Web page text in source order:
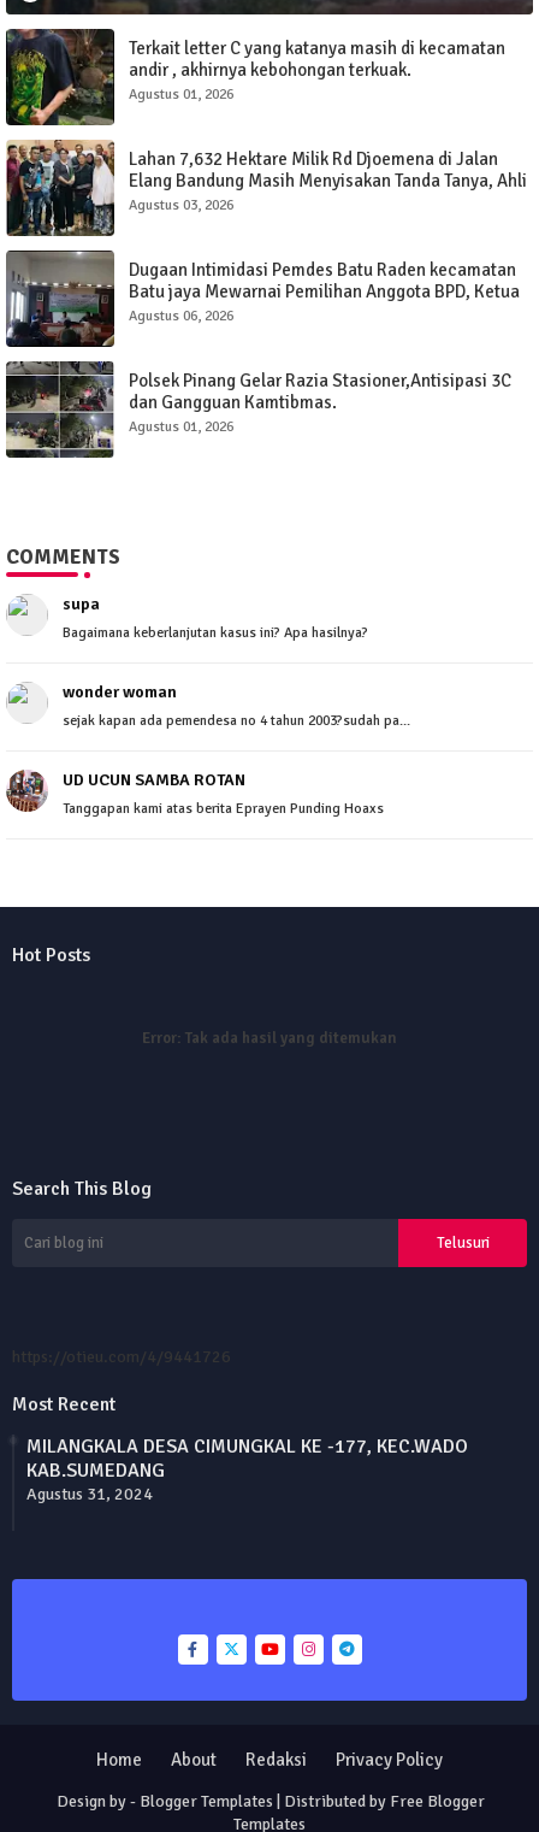
Terkait letter C yang katanya masih di kecamatan
andir , akhirnya kebohongan terkuak.
Agustus 01, 2026
Lahan 7,632 Hektare Milik Rd Djoemena di Jalan
Elang Bandung Masih Menyisakan Tanda Tanya, Ahli
Waris Minta Keterbukaan
Agustus 03, 2026
Dugaan Intimidasi Pemdes Batu Raden kecamatan
Batu jaya Mewarnai Pemilihan Anggota BPD, Ketua
Panitia Dinilai Hanya "Boneka Saja "
Agustus 06, 2026
Polsek Pinang Gelar Razia Stasioner,Antisipasi 3C
dan Gangguan Kamtibmas.
Agustus 01, 2026
COMMENTS
supa
Bagaimana keberlanjutan kasus ini? Apa hasilnya?
wonder woman
sejak kapan ada pemendesa no 4 tahun 2003?sudah pa...
UD UCUN SAMBA ROTAN
Tanggapan kami atas berita Eprayen Punding Hoaxs
Hot Posts
Error: Tak ada hasil yang ditemukan
Search This Blog
https://otieu.com/4/9441726
Most Recent
MILANGKALA DESA CIMUNGKAL KE -177, KEC.WADO
KAB.SUMEDANG
Agustus 31, 2024
Design by - Blogger Templates | Distributed by Free Blogger
Templates
Home About Redaksi Privacy Policy